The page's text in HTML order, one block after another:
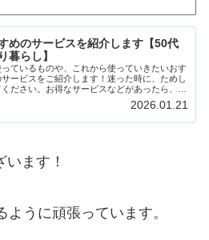
めのサービスを紹介します【50代
暮らし】
ているものや、これから使っていきたいおす
ービスをご紹介します！迷った時に、ためし
ださい。お得なサービスなどがあったら、随
ていきます！Amazon prime (アマゾンプラ
30日間の無料体験ができます。…2026.01.21
ます！
うに頑張っています。